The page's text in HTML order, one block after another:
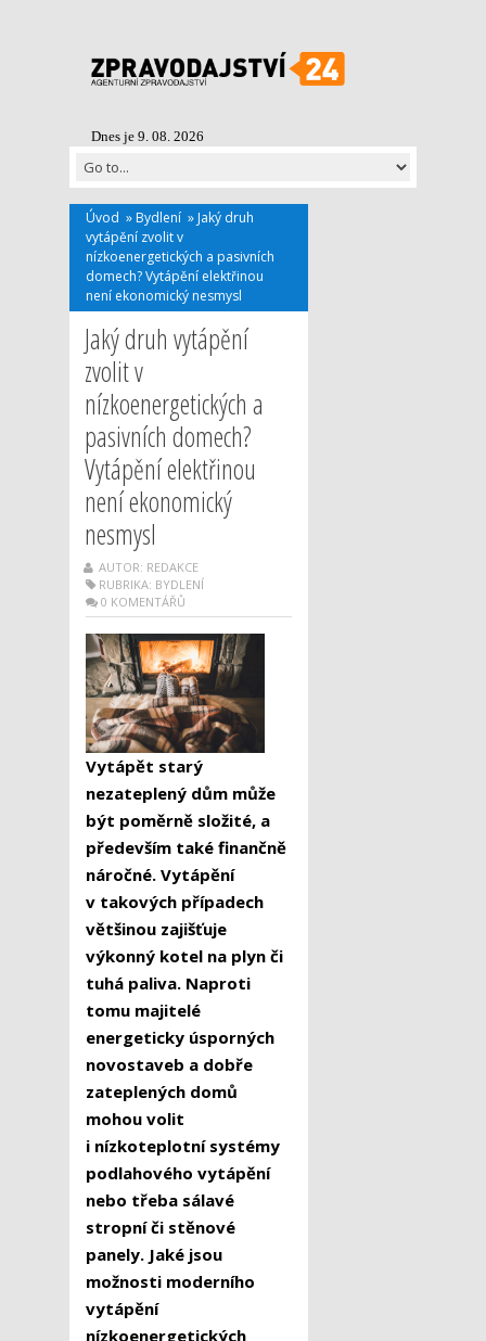
Dnes je 9. 08. 2026
Úvod » Bydlení » Jaký druh
vytápění zvolit v
nízkoenergetických a pasivních
domech? Vytápění elektřinou
není ekonomický nesmysl
Jaký druh vytápění
zvolit v
nízkoenergetických a
pasivních domech?
Vytápění elektřinou
není ekonomický
nesmysl
AUTOR: REDAKCE
RUBRIKA: BYDLENÍ
0 KOMENTÁŘŮ
Vytápět starý
nezateplený dům může
být poměrně složité, a
především také finančně
náročné. Vytápění
v takových případech
většinou zajišťuje
výkonný kotel na plyn či
tuhá paliva. Naproti
tomu majitelé
energeticky úsporných
novostaveb a dobře
zateplených domů
mohou volit
i nízkoteplotní systémy
podlahového vytápění
nebo třeba sálavé
stropní či stěnové
panely. Jaké jsou
možnosti moderního
vytápění
nízkoenergetických